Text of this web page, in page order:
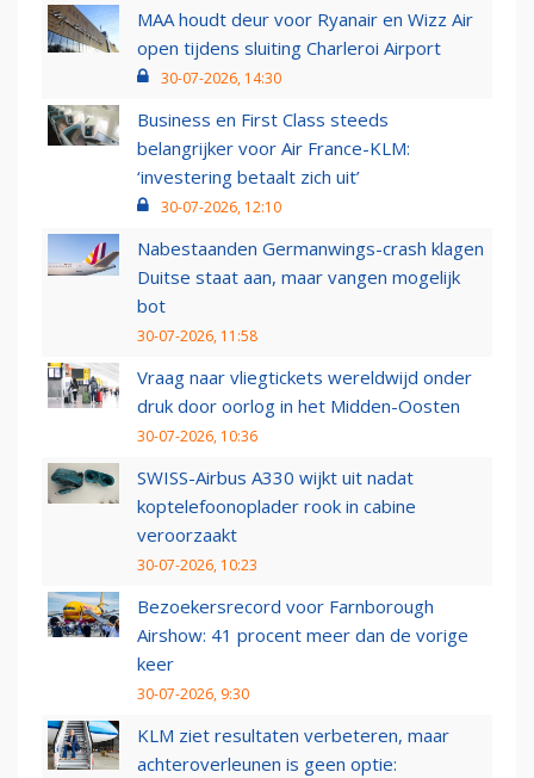
MAA houdt deur voor Ryanair en Wizz Air
open tijdens sluiting Charleroi Airport
30-07-2026, 14:30
Business en First Class steeds
belangrijker voor Air France-KLM:
‘investering betaalt zich uit’
30-07-2026, 12:10
Nabestaanden Germanwings-crash klagen
Duitse staat aan, maar vangen mogelijk
bot
30-07-2026, 11:58
Vraag naar vliegtickets wereldwijd onder
druk door oorlog in het Midden-Oosten
30-07-2026, 10:36
SWISS-Airbus A330 wijkt uit nadat
koptelefoonoplader rook in cabine
veroorzaakt
30-07-2026, 10:23
Bezoekersrecord voor Farnborough
Airshow: 41 procent meer dan de vorige
keer
30-07-2026, 9:30
KLM ziet resultaten verbeteren, maar
achteroverleunen is geen optie: